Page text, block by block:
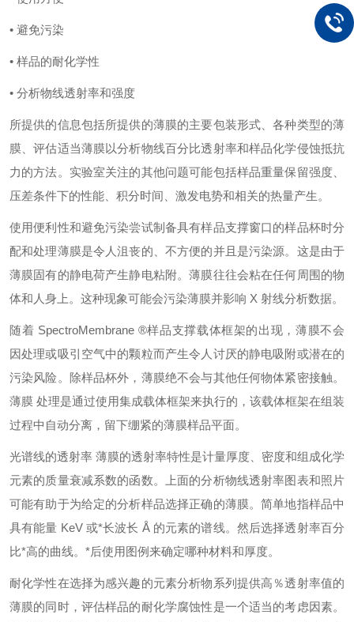
• 避免污染
• 样品的耐化学性
• 分析物线透射率和强度
所提供的信息包括所提供的薄膜的主要包装形式、各种类型的薄
膜、评估适当薄膜以分析物线百分比透射率和样品化学侵蚀抵抗
力的方法。实验室关注的其他问题可能包括样品重量保留强度、
压差条件下的性能、积分时间、激发电势和相关的热量产生。
使用便利性和避免污染尝试制备具有样品支撑窗口的样品杯时分
配和处理薄膜是令人沮丧的、不方便的并且是污染源。这是由于
薄膜固有的静电荷产生静电粘附。薄膜往往会粘在任何周围的物
体和人身上。这种现象可能会污染薄膜并影响 X 射线分析数据。
随着 SpectroMembrane ®样品支撑载体框架的出现，薄膜不会
因处理或吸引空气中的颗粒而产生令人讨厌的静电吸附或潜在的
污染风险。除样品杯外，薄膜绝不会与其他任何物体紧密接触。
薄膜 处理是通过使用集成载体框架来执行的，该载体框架在组装
过程中自动分离，留下绷紧的薄膜样品平面。
光谱线的透射率 薄膜的透射率特性是计量厚度、密度和组成化学
元素的质量衰减系数的函数。上面的分析物线透射率图表和照片
可能有助于为给定的分析样品选择正确的薄膜。简单地指样品中
具有能量 KeV 或*长波长 Å 的元素的谱线。然后选择透射率百分
比*高的曲线。*后使用图例来确定哪种材料和厚度。
耐化学性在选择为感兴趣的元素分析物系列提供高％透射率值的
薄膜的同时，评估样品的耐化学腐蚀性是一个适当的考虑因素。